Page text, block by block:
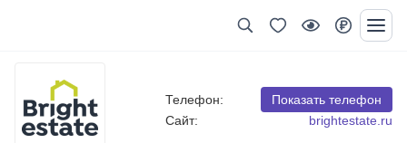
Телефон:
Показать телефон
Сайт:
brightestate.ru